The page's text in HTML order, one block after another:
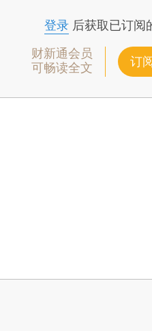
登录后获取已订阅
财新通会员
可畅读全文
订